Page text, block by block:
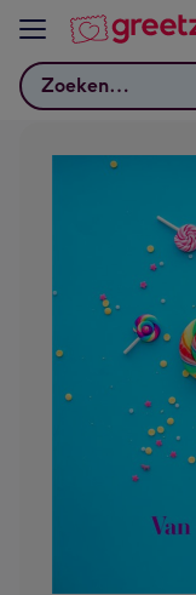
Bekijk meer
Zoeken